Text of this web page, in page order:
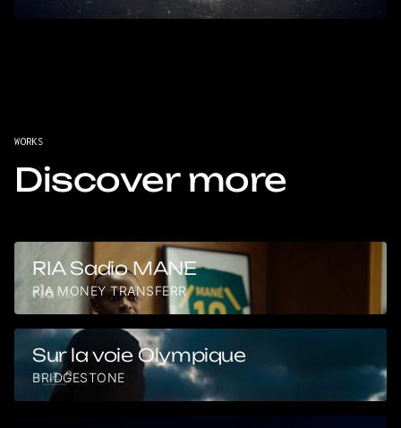
WORKS
Discover more
RIA Sadio MANE
RIA MONEY TRANSFERR
Sur la voie Olympique
BRIDGESTONE